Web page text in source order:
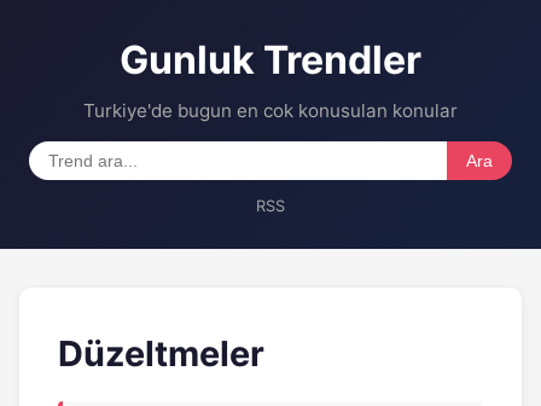
Gunluk Trendler
Turkiye'de bugun en cok konusulan konular
Ara
RSS
Düzeltmeler